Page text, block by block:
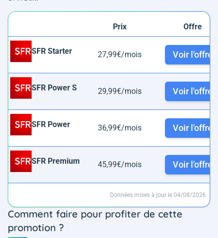
Prix Offre
SFR Starter 27,99€/mois Voir l'offre
SFR Power S 29,99€/mois Voir l'offre
SFR Power 36,99€/mois Voir l'offre
SFR Premium 45,99€/mois Voir l'offre
Données mises à jour le 04/08/2026
Comment faire pour profiter de cette
promotion ?